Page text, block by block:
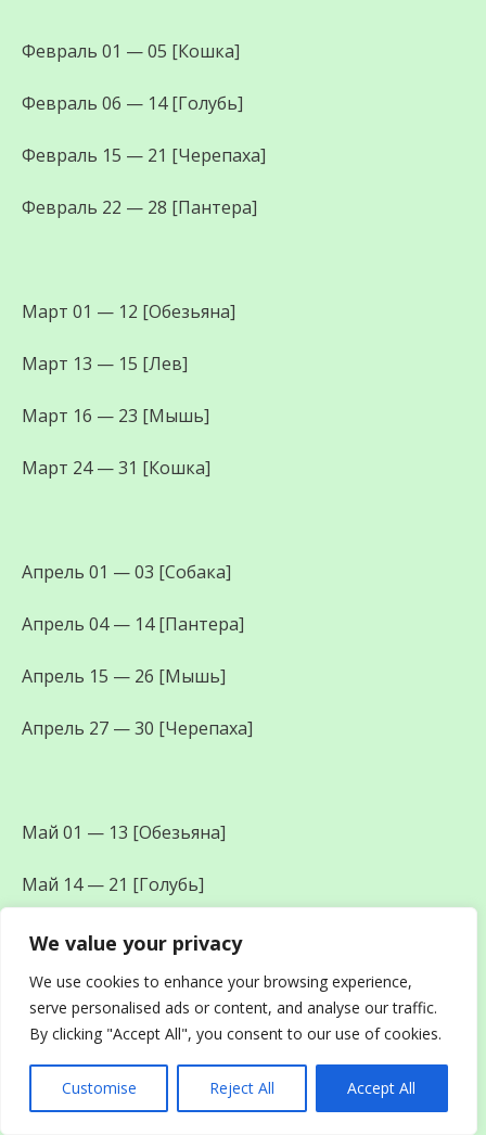
We value your privacy
We use cookies to enhance your browsing experience,
serve personalised ads or content, and analyse our traffic.
By clicking "Accept All", you consent to our use of cookies.
Customise Reject All Accept All
Февраль 01 — 05 [Кошка]
Февраль 06 — 14 [Голубь]
Февраль 15 — 21 [Черепаха]
Февраль 22 — 28 [Пантера]
Март 01 — 12 [Обезьяна]
Март 13 — 15 [Лев]
Март 16 — 23 [Мышь]
Март 24 — 31 [Кошка]
Апрель 01 — 03 [Собака]
Апрель 04 — 14 [Пантера]
Апрель 15 — 26 [Мышь]
Апрель 27 — 30 [Черепаха]
Май 01 — 13 [Обезьяна]
Май 14 — 21 [Голубь]
Май 22 — 31 [Лев]
Июнь 01 — 03 [Мышь]
Июнь 04 — 14 [Черепаха]